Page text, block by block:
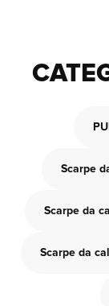
Scarpe
Scarpe da
Scarpe da